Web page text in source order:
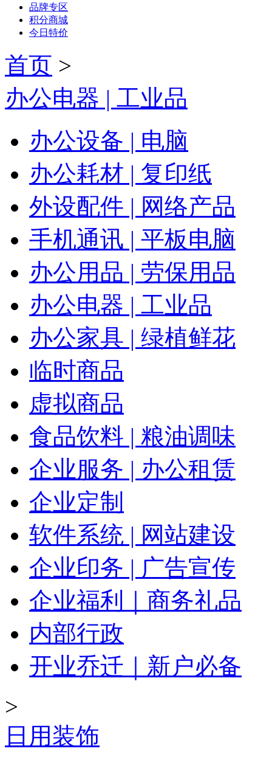
品牌专区
积分商城
今日特价
首页 >
办公电器 | 工业品
办公设备 | 电脑
办公耗材 | 复印纸
外设配件 | 网络产品
手机通讯 | 平板电脑
办公用品 | 劳保用品
办公电器 | 工业品
办公家具 | 绿植鲜花
临时商品
虚拟商品
食品饮料 | 粮油调味
企业服务 | 办公租赁
企业定制
软件系统 | 网站建设
企业印务 | 广告宣传
企业福利｜商务礼品
内部行政
开业乔迁｜新户必备
>
日用装饰